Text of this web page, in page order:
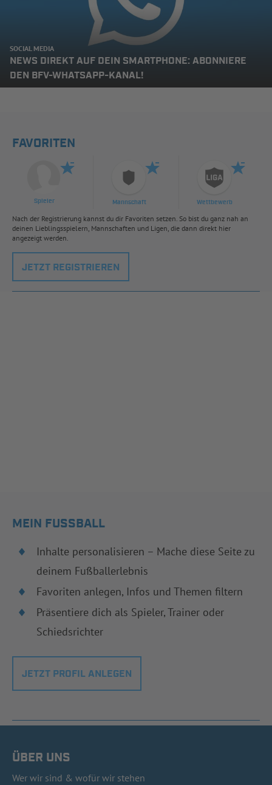
SOCIAL MEDIA
NEWS DIREKT AUF DEIN SMARTPHONE: ABONNIERE
DEN BFV-WHATSAPP-KANAL!
FAVORITEN
Spieler Mannschaft Wettbewerb
Nach der Registrierung kannst du dir Favoriten setzen. So bist du ganz nah an
deinen Lieblingsspielern, Mannschaften und Ligen, die dann direkt hier
angezeigt werden.
JETZT REGISTRIEREN
MEIN FUSSBALL
Inhalte personalisieren – Mache diese Seite zu
deinem Fußballerlebnis
Favoriten anlegen, Infos und Themen filtern
Präsentiere dich als Spieler, Trainer oder
Schiedsrichter
JETZT PROFIL ANLEGEN
ÜBER UNS
Wer wir sind & wofür wir stehen